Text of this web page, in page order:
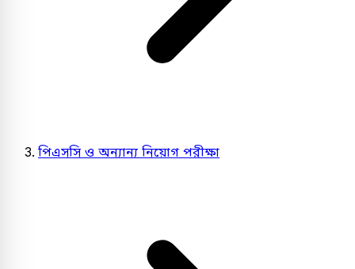
পিএসসি ও অন্যান্য নিয়োগ পরীক্ষা